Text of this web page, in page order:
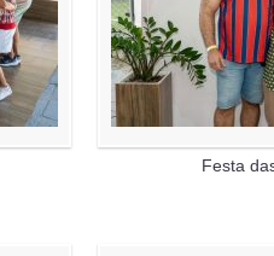
Festa